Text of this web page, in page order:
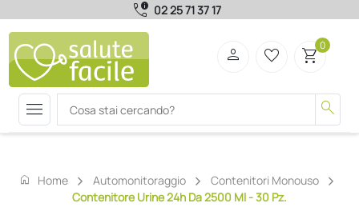
call_quality 02 25 71 37 17
menu search
person favorite_border shopping_cart0
home Home Automonitoraggio
Contenitori Monouso
Contenitore Urine 24h Da 2500 Ml - 30 Pz.